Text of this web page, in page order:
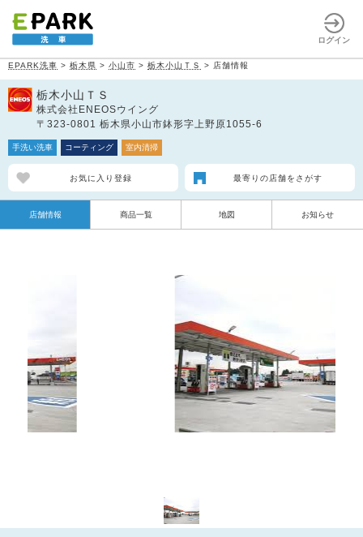
ログイン
EPARK洗車 > 栃木県 > 小山市 > 栃木小山ＴＳ > 店舗情報
栃木小山ＴＳ
株式会社ENEOSウイング
〒323-0801 栃木県小山市鉢形字上野原1055-6
手洗い洗車 コーティング 室内清掃
お気に入り登録 最寄りの店舗をさがす
店舗情報 商品一覧 地図 お知らせ